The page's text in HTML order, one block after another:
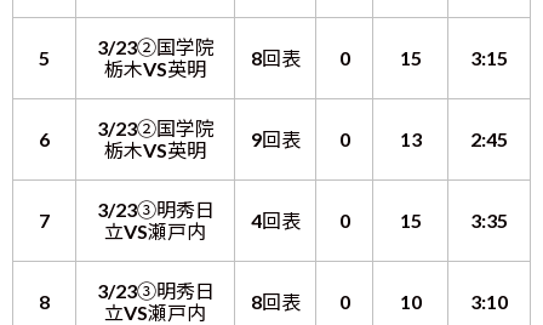
5
3/23②国学院
栃木VS英明
8回表 0 15 3:15
6
3/23②国学院
栃木VS英明
9回表 0 13 2:45
7
3/23③明秀日
立VS瀬戸内
4回表 0 15 3:35
8
3/23③明秀日
立VS瀬戸内
8回表 0 10 3:10